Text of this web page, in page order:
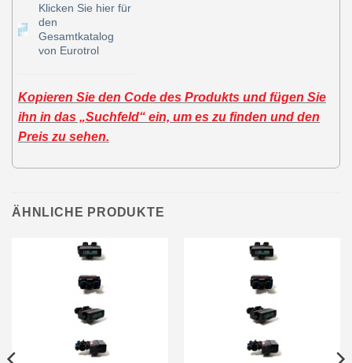
Klicken Sie hier für
den
Gesamtkatalog
von Eurotrol
Kopieren Sie den Code des Produkts und fügen Sie
ihn in das „Suchfeld“ ein, um es zu finden und den
Preis zu sehen.
ÄHNLICHE PRODUKTE